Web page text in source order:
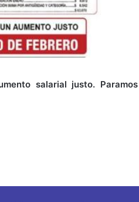
salarial justo.